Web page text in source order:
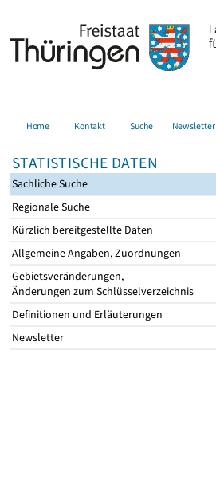
Home Kontakt Suche Newsletter
STATISTISCHE DATEN
Sachliche Suche
Regionale Suche
Kürzlich bereitgestellte Daten
Allgemeine Angaben, Zuordnungen
Gebietsveränderungen,
Änderungen zum Schlüsselverzeichnis
Definitionen und Erläuterungen
Newsletter